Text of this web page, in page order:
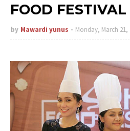
FOOD
by Mawardi yunus Monday, March 21,